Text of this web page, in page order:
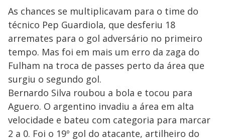
As chances se multiplicavam para o time do
técnico Pep Guardiola, que desferiu 18
arremates para o gol adversário no primeiro
tempo. Mas foi em mais um erro da zaga do
Fulham na troca de passes perto da área que
surgiu o segundo gol.
Bernardo Silva roubou a bola e tocou para
Aguero. O argentino invadiu a área em alta
velocidade e bateu com categoria para marcar
2 a 0. Foi o 19º gol do atacante, artilheiro do